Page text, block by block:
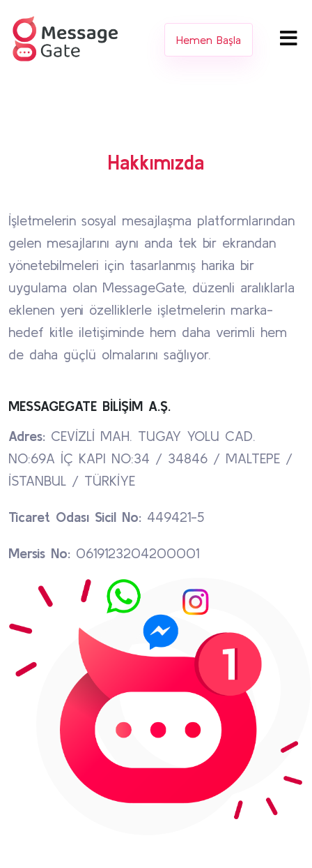
Hemen Başla
Hakkımızda
İşletmelerin sosyal mesajlaşma platformlarından
gelen mesajlarını aynı anda tek bir ekrandan
yönetebilmeleri için tasarlanmış harika bir
uygulama olan MessageGate, düzenli aralıklarla
eklenen yeni özelliklerle işletmelerin marka-
hedef kitle iletişiminde hem daha verimli hem
de daha güçlü olmalarını sağlıyor.
MESSAGEGATE BİLİŞİM A.Ş.
Adres: CEVİZLİ MAH. TUGAY YOLU CAD.
NO:69A İÇ KAPI NO:34 / 34846 / MALTEPE /
İSTANBUL / TÜRKİYE
Ticaret Odası Sicil No: 449421-5
Mersis No: 0619123204200001